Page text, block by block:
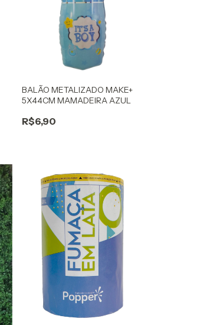
BALÃO METALIZADO MAKE+
5X44CM MAMADEIRA AZUL
R$6,90